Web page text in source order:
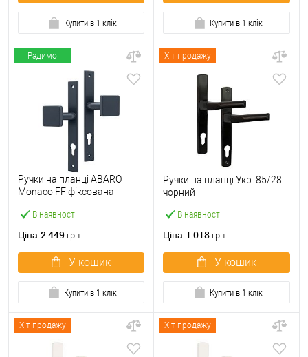
Купити в 1 клік Купити в 1 клік
Радимо
В наявності
Ручки на планці ABARO
Monaco FF фіксована-
Ціна 2 449 грн.
У кошик
Купити в 1 клік
Хіт продажу
В наявності
Ручки на планці Укр. 85/28
чорний
Ціна 1 018 грн.
У кошик
Купити в 1 клік
Хіт продажу Хіт продажу